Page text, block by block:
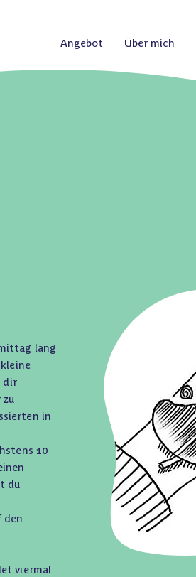
Angebot Über mich
lang
dir
in
10
du
den
viermal